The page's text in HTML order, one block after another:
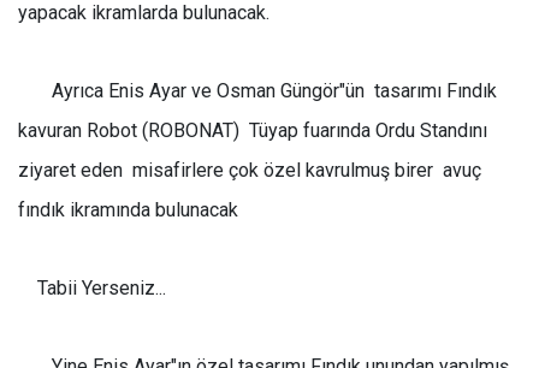
yapacak ikramlarda bulunacak.
Ayrıca Enis Ayar ve Osman Güngör"ün tasarımı Fındık
kavuran Robot (ROBONAT) Tüyap fuarında Ordu Standını
ziyaret eden misafirlere çok özel kavrulmuş birer avuç
fındık ikramında bulunacak
Tabii Yerseniz...